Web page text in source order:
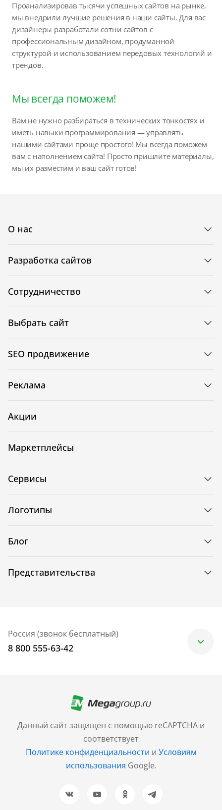
Проанализировав тысячи успешных сайтов на рынке,
мы внедрили лучшие решения в наши сайты. Для вас
дизайнеры разработали сотни сайтов с
профессиональным дизайном, продуманной
структурой и использованием передовых технологий и
трендов.
Мы всегда поможем!
Вам не нужно разбираться в технических тонкостях и
иметь навыки программирования — управлять
нашими сайтами проще простого! Мы всегда поможем
вам с наполнением сайта! Просто пришлите материалы,
мы их разместим и ваш сайт готов!
Данный сайт защищен с помощью reCAPTCHA и
соответствует
Политике конфиденциальности и Условиям
использования Google.
О нас
Разработка сайтов
Сотрудничество
Выбрать сайт
SEO продвижение
Реклама
Акции
Маркетплейсы
Сервисы
Логотипы
Блог
Представительства
Россия (звонок бесплатный)
8 800 555-63-42
+7 (499) 705-30-10
Санкт-Петербург
+7 (812) 600-77-33
Барнаул
+7 (961) 999-93-93
Новосибирск